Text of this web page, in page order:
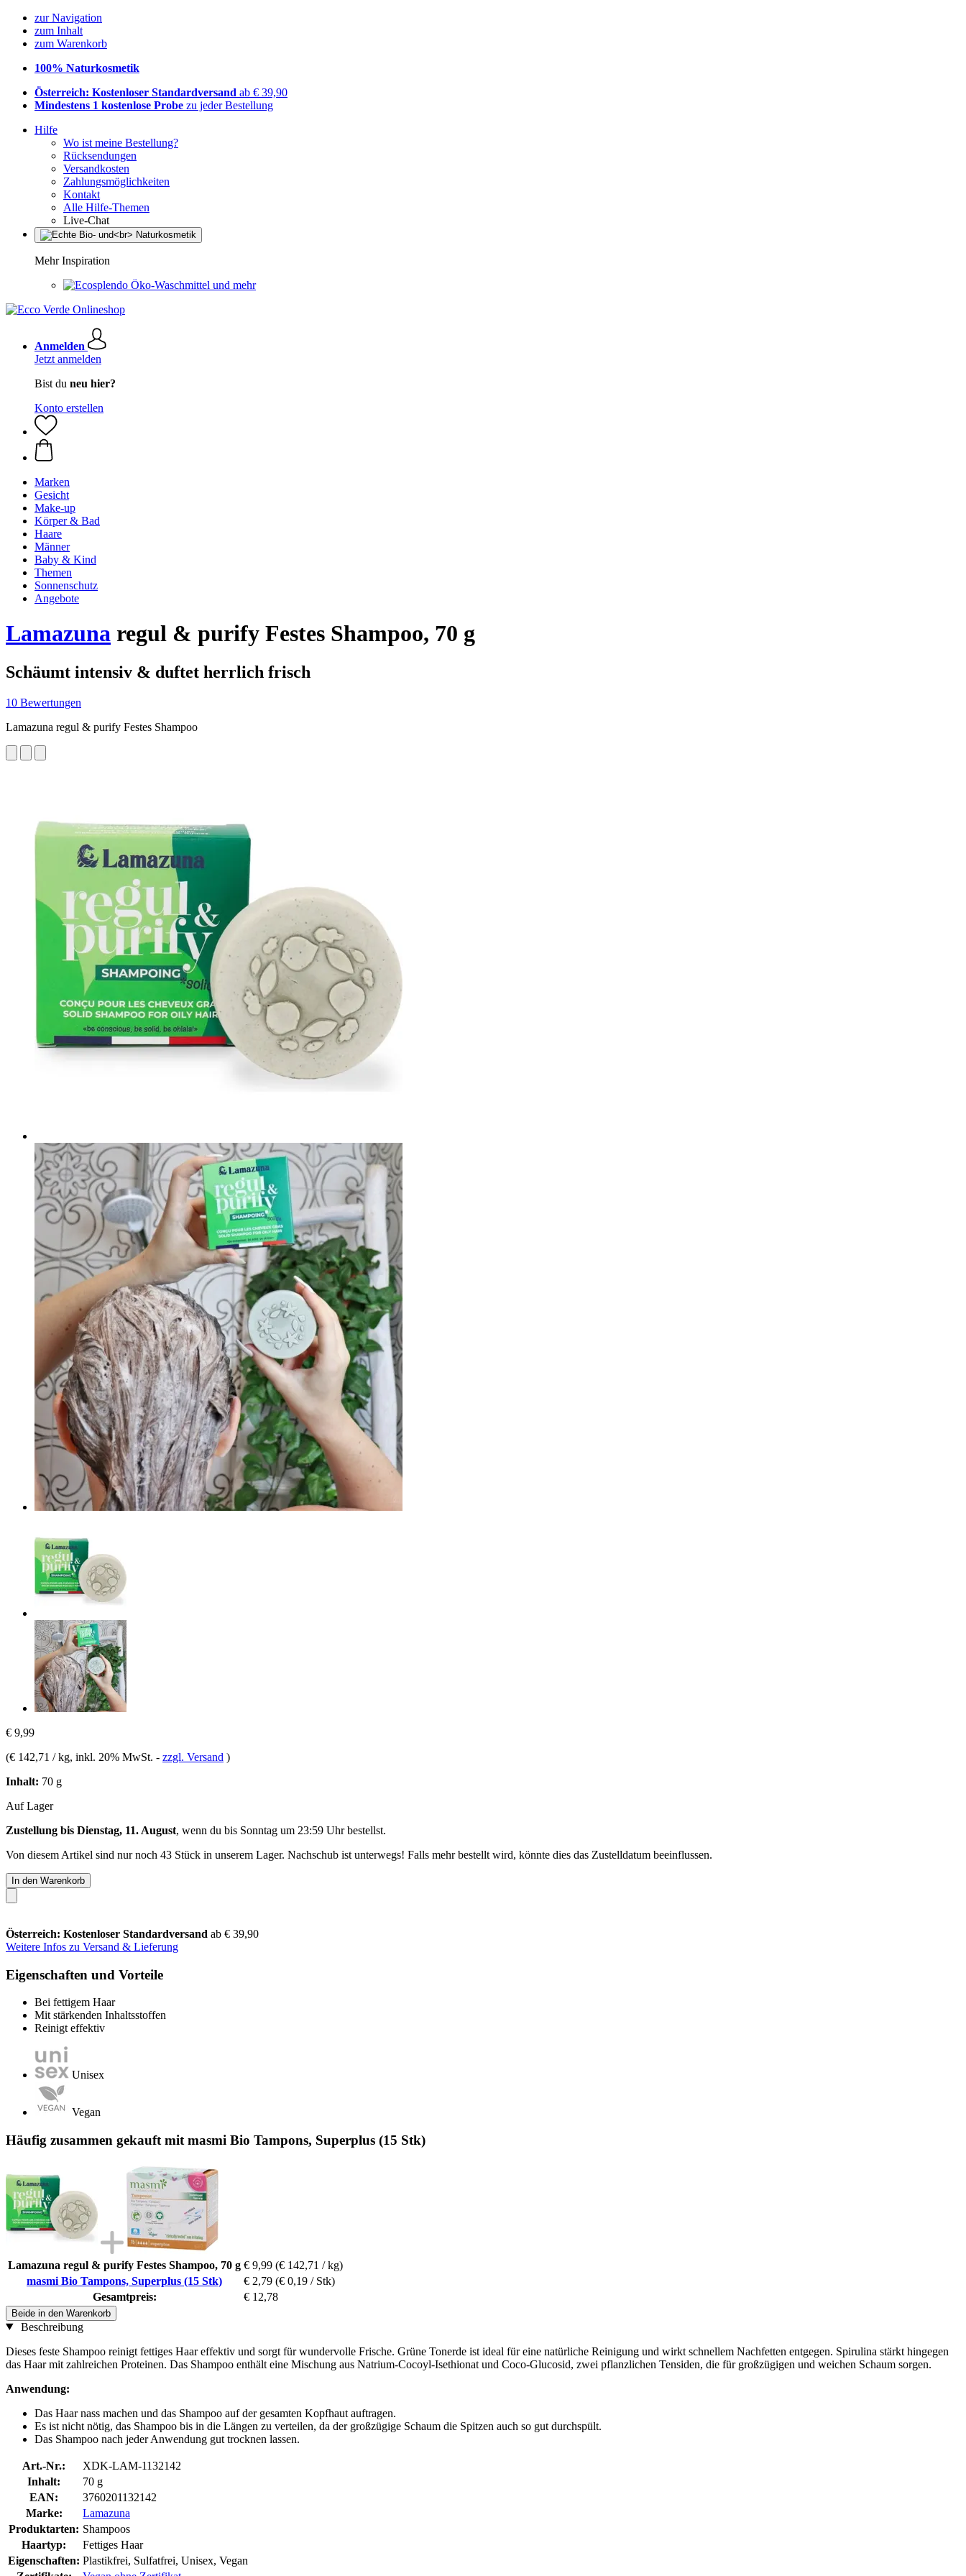
zur Navigation
zum Inhalt
zum Warenkorb
100% Naturkosmetik
Österreich: Kostenloser Standardversand ab € 39,90
Mindestens 1 kostenlose Probe zu jeder Bestellung
Hilfe
Wo ist meine Bestellung?
Rücksendungen
Versandkosten
Zahlungsmöglichkeiten
Kontakt
Alle Hilfe-Themen
Live-Chat
Mehr Inspiration
Öko-Waschmittel und mehr
Anmelden
Jetzt anmelden
Bist du neu hier?
Konto erstellen
Marken
Gesicht
Make-up
Körper & Bad
Haare
Männer
Baby & Kind
Themen
Sonnenschutz
Angebote
Lamazuna regul & purify Festes Shampoo, 70 g
Schäumt intensiv & duftet herrlich frisch
10 Bewertungen
Lamazuna regul & purify Festes Shampoo
€ 9,99
(€ 142,71 / kg, inkl. 20% MwSt. - zzgl. Versand )
Inhalt: 70 g
Auf Lager
Zustellung bis Dienstag, 11. August, wenn du bis Sonntag um 23:59 Uhrbestellst.
Von diesem Artikel sind nur noch 43 Stück in unserem Lager. Nachschub ist unterwegs! Falls mehr bestellt wird, könnte dies das Zustelldatum beeinflussen.
In den Warenkorb
Österreich: Kostenloser Standardversand ab € 39,90
Weitere Infos zu Versand & Lieferung
Eigenschaften und Vorteile
Bei fettigem Haar
Mit stärkenden Inhaltsstoffen
Reinigt effektiv
Unisex
Vegan
Häufig zusammen gekauft mit masmi Bio Tampons, Superplus (15 Stk)
Lamazuna regul & purify Festes Shampoo, 70 g € 9,99 (€ 142,71 / kg)
masmi Bio Tampons, Superplus (15 Stk)
€ 2,79 (€ 0,19 / Stk)
Gesamtpreis:
€ 12,78
Beide in den Warenkorb
Beschreibung
Dieses feste Shampoo reinigt fettiges Haar effektiv und sorgt für wundervolle Frische. Grüne Tonerde ist ideal für eine natürliche Reinigung und wirkt schnellem Nachfetten entgegen. Spirulina stärkt hingegen
das Haar mit zahlreichen Proteinen. Das Shampoo enthält eine Mischung aus Natrium-Cocoyl-Isethionat und Coco-Glucosid, zwei pflanzlichen Tensiden, die für großzügigen und weichen Schaum sorgen.
Anwendung:
Das Haar nass machen und das Shampoo auf der gesamten Kopfhaut auftragen.
Es ist nicht nötig, das Shampoo bis in die Längen zu verteilen, da der großzügige Schaum die Spitzen auch so gut durchspült.
Das Shampoo nach jeder Anwendung gut trocknen lassen.
Art.-Nr.:
XDK-LAM-1132142
Inhalt:
70 g
EAN:
3760201132142
Marke:
Lamazuna
Produktarten: Shampoos
Haartyp:
Fettiges Haar
Eigenschaften: Plastikfrei, Sulfatfrei, Unisex, Vegan